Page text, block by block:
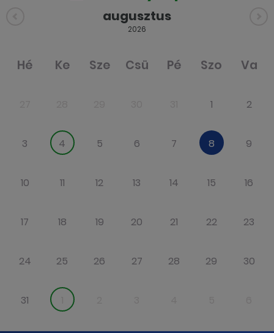
augusztus
2026
Hé Ke Sze Csü Pé Szo Va
1 2
3 4 5 6 7 8 9
10 11 12 13 14 15 16
17 18 19 20 21 22 23
24 25 26 27 28 29 30
31